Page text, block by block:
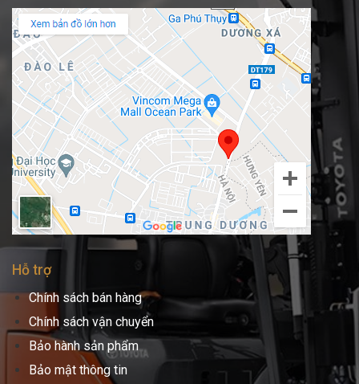
Hỗ trợ
Chính sách bán hàng
Chính sách vận chuyển
Bảo hành sản phẩm
Bảo mật thông tin